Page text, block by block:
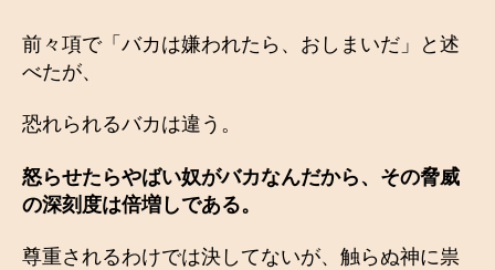
前々項で「バカは嫌われたら、おしまいだ」と述
べたが、
恐れられるバカは違う。
怒らせたらやばい奴がバカなんだから、その脅威
の深刻度は倍増しである。
尊重されるわけでは決してないが、触らぬ神に祟